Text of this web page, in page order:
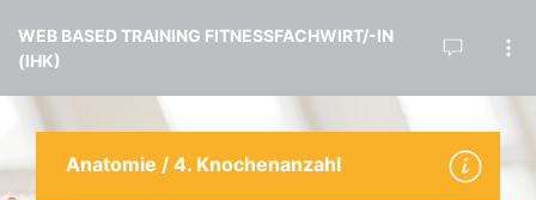
WEB BASED TRAINING FITNESSFACHWIRT/-IN
(IHK)
Anatomie / 4. Knochenanzahl